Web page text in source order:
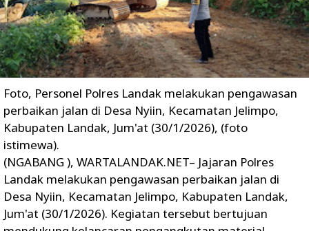
Foto, Personel Polres Landak melakukan pengawasan
perbaikan jalan di Desa Nyiin, Kecamatan Jelimpo,
Kabupaten Landak, Jum'at (30/1/2026), (foto
istimewa).
(NGABANG ), WARTALANDAK.NET– Jajaran Polres
Landak melakukan pengawasan perbaikan jalan di
Desa Nyiin, Kecamatan Jelimpo, Kabupaten Landak,
Jum'at (30/1/2026). Kegiatan tersebut bertujuan